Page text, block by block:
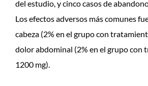
del estudio, y cinco casos de
Los efectos adversos más comunes
cabeza (2% en el grupo con
dolor abdominal (2% en el grupo con
1200 mg).